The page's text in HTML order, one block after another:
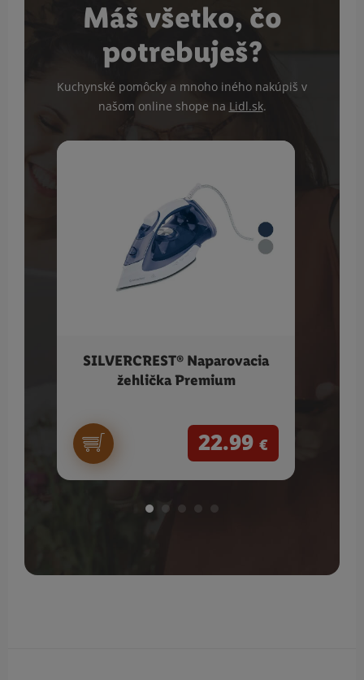
Máš všetko, čo
potrebuješ?
Kuchynské pomôcky a mnoho iného nakúpiš v
našom online shope na Lidl.sk.
SILVERCREST® Naparovacia
žehlička Premium
22.99 €